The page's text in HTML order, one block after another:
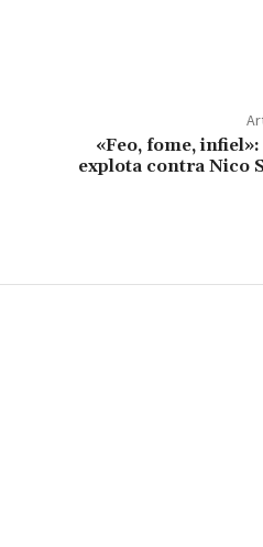
«Feo, fome,
explota contra Nico